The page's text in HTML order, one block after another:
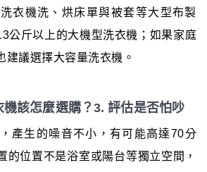
衣機洗、烘床單與被套等大型布製
公斤以上的大機型洗衣機；如果家庭
建議選擇大容量洗衣機。
機該怎麼選購？3. 評估是否怕吵
產生的噪音不小，有可能高達70分
的位置不是浴室或陽台等獨立空間，